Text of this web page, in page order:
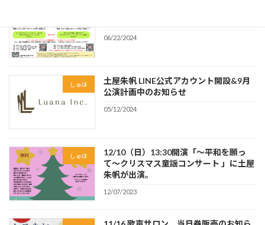
06/22/2024
しゅほ
土屋朱帆 LINE公式アカウント開設&9月
公演計画中のお知らせ
05/12/2024
しゅほ
12/10（日）13:30開演「〜平和を願っ
て〜クリスマス童謡コンサート 」に土屋
朱帆が出演。
12/07/2023